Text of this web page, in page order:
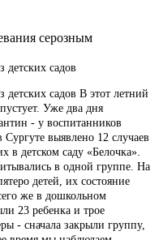
серозным
садов
садов В этот летний
Уже два дня
- у воспитанников
выявлено 12 случаев
в детском саду «Белочка».
в одной группе. На
детей, их состояние
же в дошкольном
23 ребенка и трое
- сначала закрыли группу,